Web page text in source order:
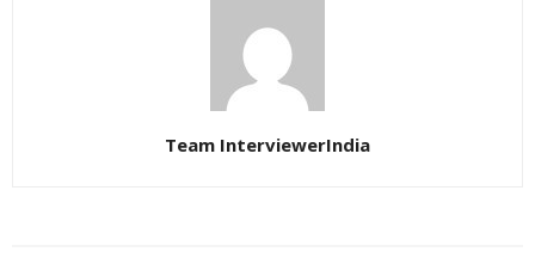
Team InterviewerIndia